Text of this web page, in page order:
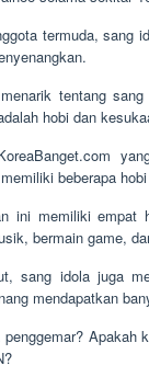
termuda, sang
tentang
hobi dan
beberapa
ini memiliki empat
bermain game,
sang idola juga
mendapatkan
penggemar? Apakah